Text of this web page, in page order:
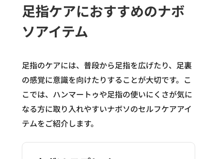
足指ケアにおすすめのナボ
ソアイテム
足指のケアには、普段から足指を広げたり、足裏
の感覚に意識を向けたりすることが大切です。こ
こでは、ハンマートゥや足指の使いにくさが気に
なる方に取り入れやすいナボソのセルフケアアイ
テムをご紹介します。